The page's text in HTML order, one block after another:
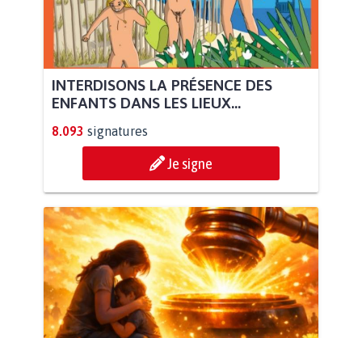
INTERDISONS LA PRÉSENCE DES
ENFANTS DANS LES LIEUX...
8.093 signatures
Je signe